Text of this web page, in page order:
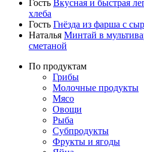
Гость Вкусная и быстрая
хлеба
Гость Гнёзда из фарша с
Наталья Минтай в
сметаной
По продуктам
Грибы
Молочные продукты
Мясо
Овощи
Рыба
Субпродукты
Фрукты и ягоды